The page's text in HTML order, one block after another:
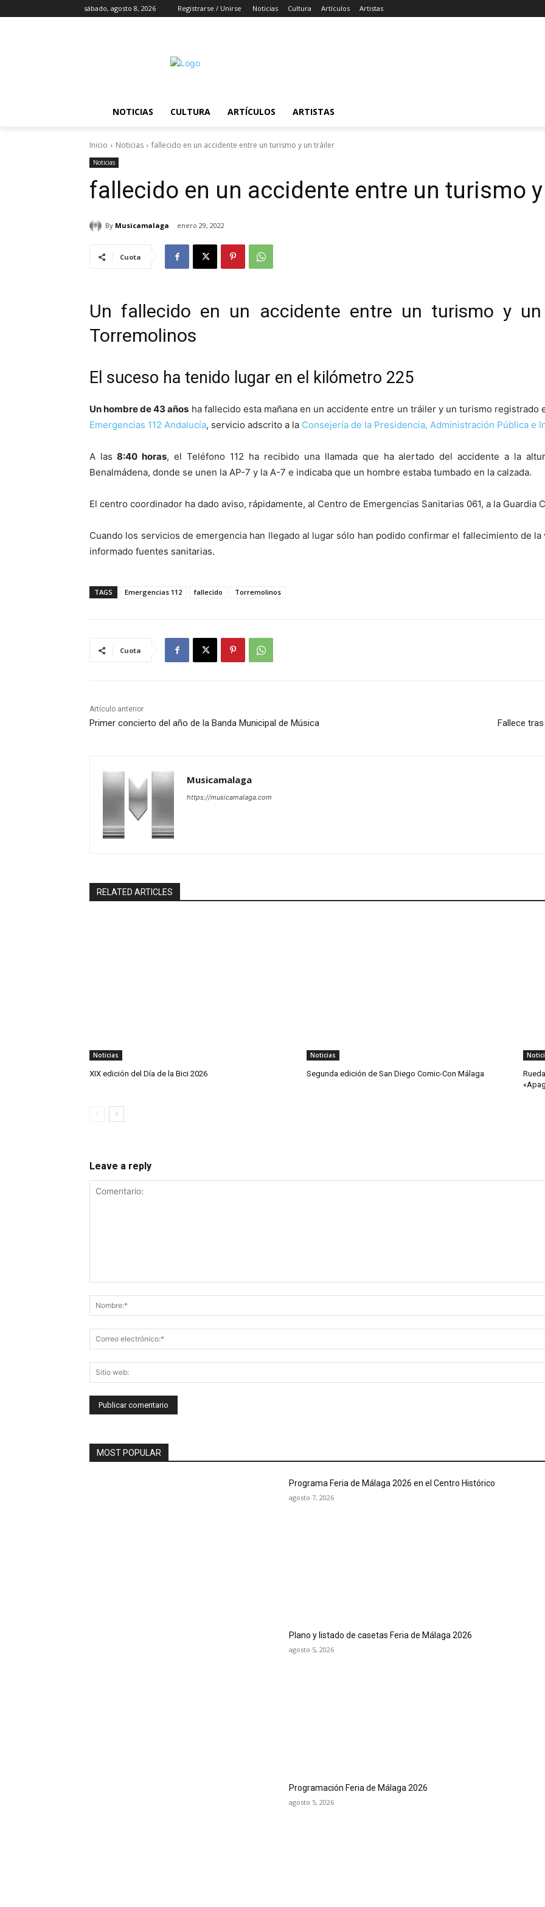
sábado, agosto 8, 2026 Registrarse / Unirse Noticias Cultura Artículos Artistas
NOTICIAS CULTURA ARTÍCULOS ARTISTAS
Inicio Noticias fallecido en un accidente entre un turismo y un tráiler
Noticias
fallecido en un accidente entre un turismo
By Musicamalaga enero 29, 2022
Cuota
Un fallecido en un accidente entre un turismo y
Torremolinos
El suceso ha tenido lugar en el kilómetro 225
Un hombre de 43 años ha fallecido esta mañana en un accidente entre un tráiler y un turismo registrado
Emergencias 112 Andalucía, servicio adscrito a la Consejería de la Presidencia, Administración Pública e
A las 8:40 horas, el Teléfono 112 ha recibido una llamada que ha alertado del accidente a la
Benalmádena, donde se unen la AP-7 y la A-7 e indicaba que un hombre estaba tumbado en la calzada.
El centro coordinador ha dado aviso, rápidamente, al Centro de Emergencias Sanitarias 061, a la Guardia
Cuando los servicios de emergencia han llegado al lugar sólo han podido confirmar el fallecimiento de
informado fuentes sanitarias.
TAGS Emergencias 112 fallecido Torremolinos
Cuota
Artículo anterior
Primer concierto del año de la Banda Municipal de Música Fallece
Musicamalaga
https://musicamalaga.com
RELATED ARTICLES
Noticias
XIX edición del Día de la Bici 2026
Noticias
Segunda edición de San Diego Comic-Con Málaga
Leave a reply
MOST POPULAR
Programa Feria de Málaga 2026 en el Centro Histórico
agosto 7, 2026
Plano y listado de casetas Feria de Málaga 2026
agosto 5, 2026
Programación Feria de Málaga 2026
agosto 5, 2026